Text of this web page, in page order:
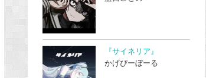
『サイネリア』
かげぴーぼーる